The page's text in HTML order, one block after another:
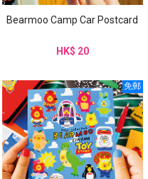
Bearmoo Camp Car Postcard
HK$ 20
免郵